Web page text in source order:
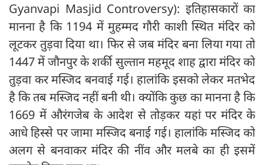
Gyanvapi Masjid Controversy): इतिहासकारों का
मानना है कि 1194 में मुहम्मद गौरी काशी स्थि‍त मंदिर को
लूटकर तुड़वा दिया था। फिर से जब मंदिर बना लिया गया तो
1447 में जौनपुर के शर्की सुल्तान महमूद शाह द्वारा मंदिर को
तुड़वा कर मस्जिद बनवाई गई। हालांकि इसको लेकर मतभेद
है कि तब मस्जिद नहीं बनी थी। क्योंकि कुछ का मानना है कि
1669 में औरंगजेब के आदेश से तोड़कर यहां पर मंदिर के
आधे हिस्से पर जामा मस्जिद बनाई गई। हालांकि मस्जिद को
अलग से बनवाकर मंदिर की नींव और मलबे का ही इसमें